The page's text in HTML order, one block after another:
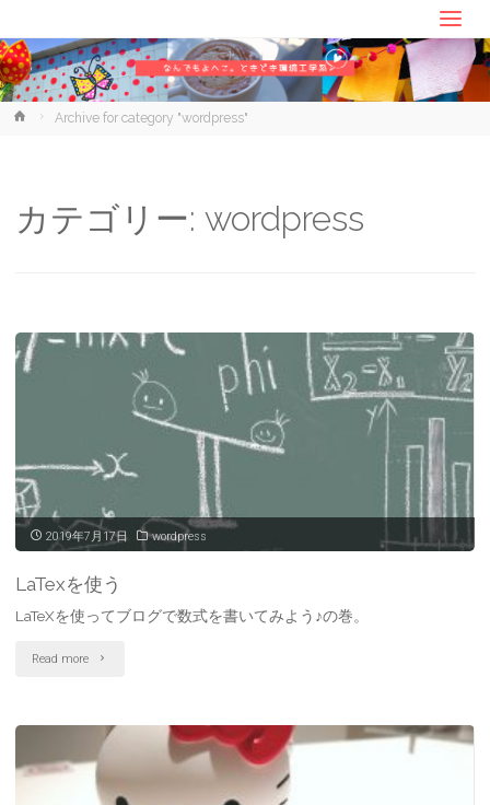
ホ
Archive for category "wordpress"
カテゴリー: wordpress
2019年7月17日 wordpress
LaTexを使う
LaTeXを使ってブログで数式を書いてみよう♪の巻。
Read more "LaTex
使
う"